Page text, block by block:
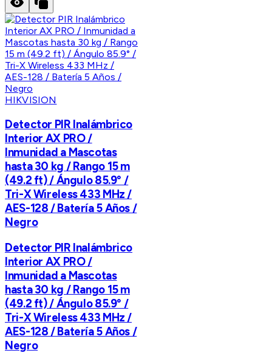
HIKVISION
Detector PIR Inalámbrico
Interior AX PRO /
Inmunidad a Mascotas
hasta 30 kg / Rango 15 m
(49.2 ft) / Ángulo 85.9° /
Tri-X Wireless 433 MHz /
AES-128 / Batería 5 Años /
Negro
Detector PIR Inalámbrico
Interior AX PRO /
Inmunidad a Mascotas
hasta 30 kg / Rango 15 m
(49.2 ft) / Ángulo 85.9° /
Tri-X Wireless 433 MHz /
AES-128 / Batería 5 Años /
Negro